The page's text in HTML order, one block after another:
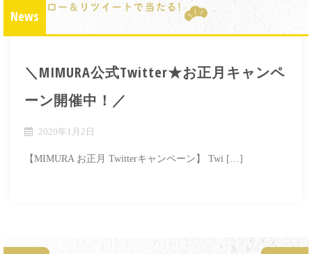
News
＼MIMURA公式Twitter★お正月キャンペ
ーン開催中！／
2020年1月2日
【MIMURA お正月 Twitterキャンペーン】 Twi […]